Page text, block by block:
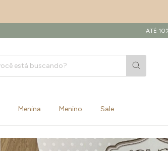
ATÉ
Menina Menino Sale